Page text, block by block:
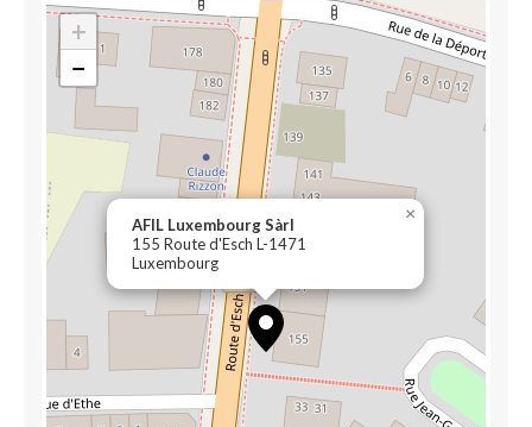
AFIL Luxembourg Sàrl
155 Route d'Esch L-1471
Luxembourg
×
+
−